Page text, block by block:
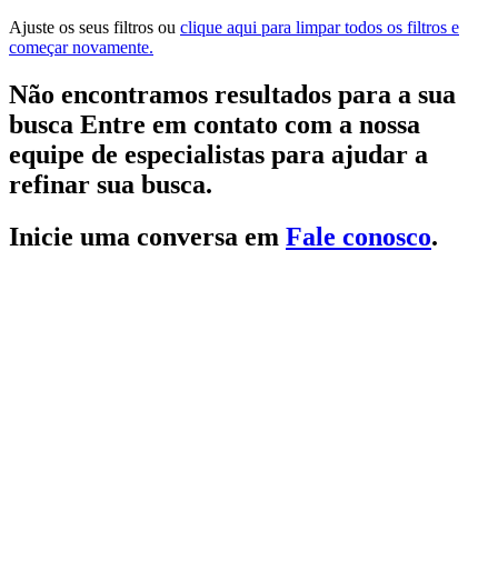
Ajuste os seus filtros ou clique aqui para limpar todos os filtros e
começar novamente.
Não encontramos resultados para a sua
busca Entre em contato com a nossa
equipe de especialistas para ajudar a
refinar sua busca.
Inicie uma conversa em Fale conosco.